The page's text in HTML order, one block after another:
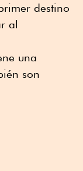
destino
al
una
son